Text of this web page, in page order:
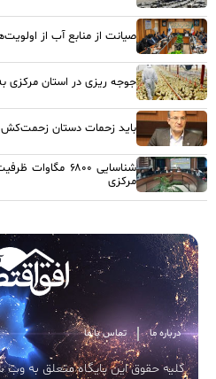
صیانت از منابع آب از
جوجه ریزی در استان مرکزی به بیش از ۶
باید زحمات دستان
شناسایی ۶۸۰۰
مرکزی
درباره ما تماس با ما
کلیه حقوق این پایگاه متعلق به وب